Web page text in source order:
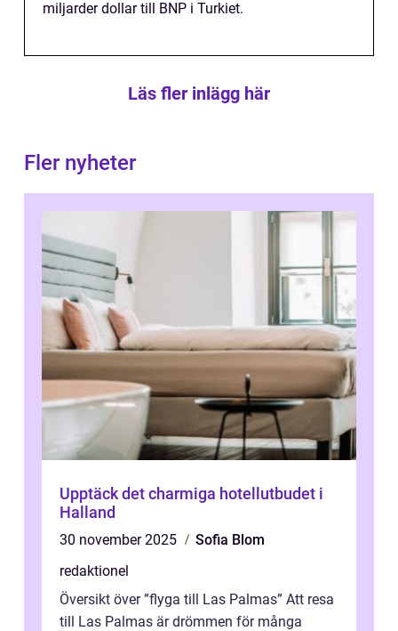
miljarder dollar till BNP i Turkiet.
Läs fler inlägg här
Fler nyheter
Upptäck det charmiga hotellutbudet i
Halland
30 november 2025
Sofia Blom
redaktionel
Översikt över ”flyga till Las Palmas” Att resa
till Las Palmas är drömmen för många